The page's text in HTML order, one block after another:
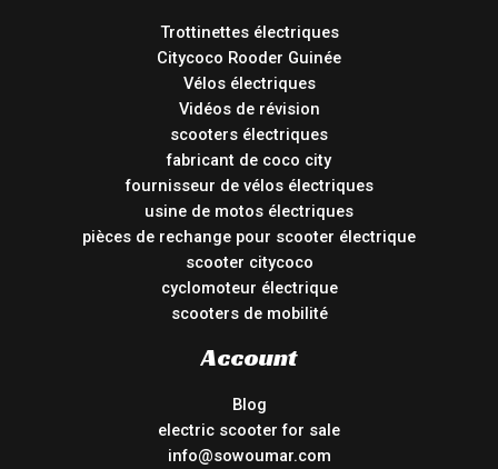
Trottinettes électriques
Citycoco Rooder Guinée
Vélos électriques
Vidéos de révision
scooters électriques
fabricant de coco city
fournisseur de vélos électriques
usine de motos électriques
pièces de rechange pour scooter électrique
scooter citycoco
cyclomoteur électrique
scooters de mobilité
Account
Blog
electric scooter for sale
info@sowoumar.com